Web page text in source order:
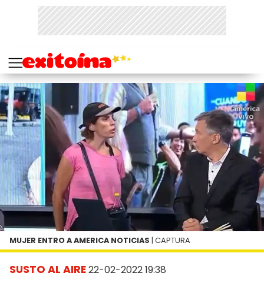
SUSTO AL AIRE22-02-2022 19:38
MUJER ENTRO A AMERICA NOTICIAS | CAPTURA